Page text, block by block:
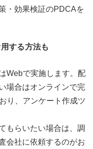
・効果検証のPDCAを
する方法も
Webで実施します。配
場合はオンラインで完
り、アンケート作成ツ
もらいたい場合は、調
会社に依頼するのがお